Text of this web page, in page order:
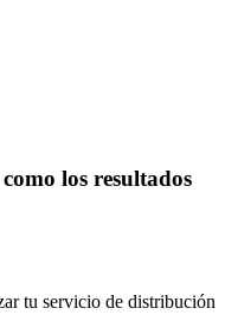
los resultados
tu servicio de distribución